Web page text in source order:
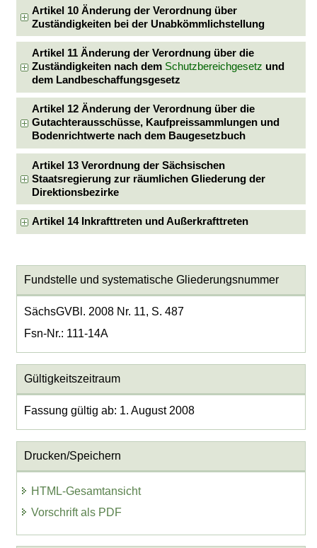
Artikel 10 Änderung der Verordnung über
Zuständigkeiten bei der Unabkömmlichstellung
Artikel 11 Änderung der Verordnung über die
Zuständigkeiten nach dem Schutzbereichgesetz und
dem Landbeschaffungsgesetz
Artikel 12 Änderung der Verordnung über die
Gutachterausschüsse, Kaufpreissammlungen und
Bodenrichtwerte nach dem Baugesetzbuch
Artikel 13 Verordnung der Sächsischen
Staatsregierung zur räumlichen Gliederung der
Direktionsbezirke
Artikel 14 Inkrafttreten und Außerkrafttreten
Fundstelle und systematische Gliederungsnummer
SächsGVBl. 2008 Nr. 11, S. 487
Fsn-Nr.: 111-14A
Gültigkeitszeitraum
Fassung gültig ab: 1. August 2008
Drucken/Speichern
HTML-Gesamtansicht
Vorschrift als PDF